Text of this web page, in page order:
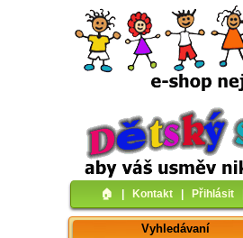
🏠︎ Kontakt Přihlásit
Vyhledávaní